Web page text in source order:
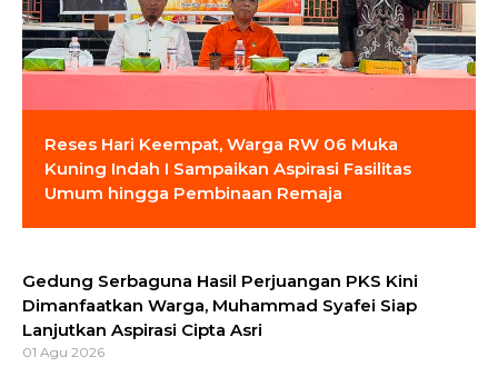
Reses Hari Keempat, Warga RW 06 Muka
Kuning Indah I Sampaikan Aspirasi Fasilitas
Umum hingga Pembinaan Remaja
Gedung Serbaguna Hasil Perjuangan PKS Kini
Dimanfaatkan Warga, Muhammad Syafei Siap
Lanjutkan Aspirasi Cipta Asri
01 Agu 2026